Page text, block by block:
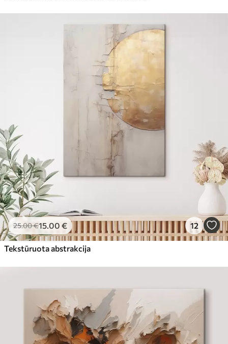
25.00€15.00 € 12
Tekstūruota abstrakcija